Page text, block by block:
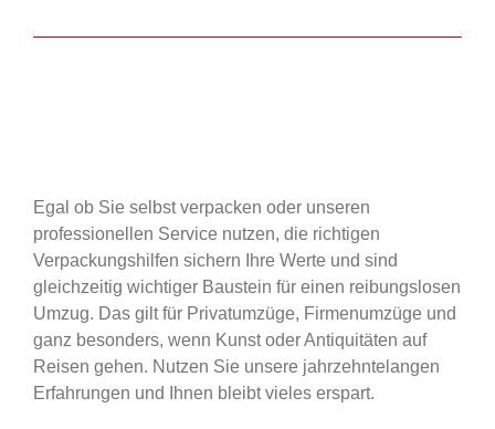
Egal ob Sie selbst verpacken oder unseren
professionellen Service nutzen, die richtigen
Verpackungshilfen sichern Ihre Werte und sind
gleichzeitig wichtiger Baustein für einen reibungslosen
Umzug. Das gilt für Privatumzüge, Firmenumzüge und
ganz besonders, wenn Kunst oder Antiquitäten auf
Reisen gehen. Nutzen Sie unsere jahrzehntelangen
Erfahrungen und Ihnen bleibt vieles erspart.